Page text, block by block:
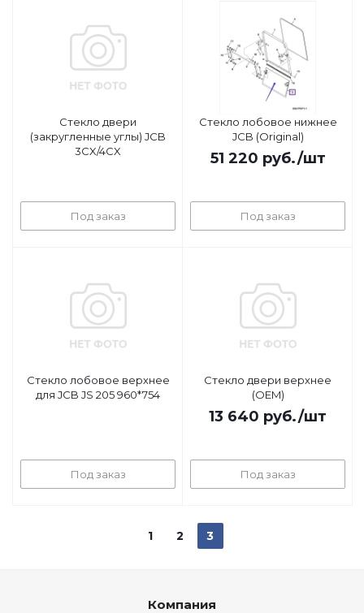
Стекло двери
(закругленные углы) JCB
3CX/4CX
Под заказ
Стекло лобовое нижнее
JCB (Original)
51 220 руб./шт
Под заказ
Стекло лобовое верхнее
для JCB JS 205 960*754
Под заказ
Стекло двери верхнее
(OEM)
13 640 руб./шт
Под заказ
1 2 3
Компания